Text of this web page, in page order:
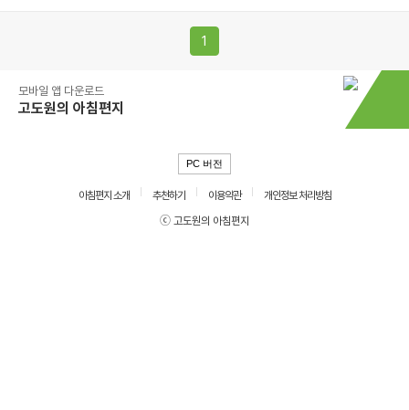
1
모바일 앱 다운로드
고도원의 아침편지
PC 버전
아침편지 소개 추천하기 이용약관
개인정보 처리방침
ⓒ 고도원의 아침편지